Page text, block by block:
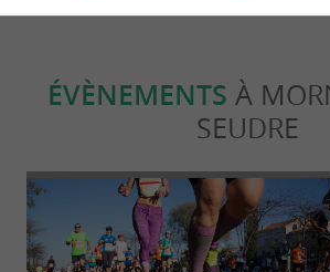
ÉVÈNEMENTS À
SEUDRE